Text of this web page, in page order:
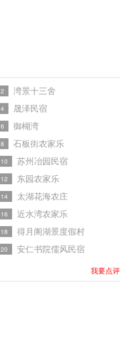
2 湾景十三舍
4 晟泽民宿
6 御楜湾
8 石板街农家乐
10 苏州冶园民宿
12 东园农家乐
14 太湖花海农庄
16 近水湾农家乐
18 得月阁湖景度假村
20 安仁书院儒风民宿
我要点评